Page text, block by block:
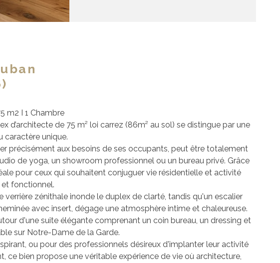
m2 I 1 Chambre
de 75 m² loi carrez (86m² au sol) se distingue par une
caractère unique.
précisément aux besoins de ses occupants, peut être totalement
de yoga, un showroom professionnel ou un bureau privé. Grâce
pour ceux qui souhaitent conjuguer vie résidentielle et activité
fonctionnel.
zénithale inonde le duplex de clarté, tandis qu'un escalier
avec insert, dégage une atmosphère intime et chaleureuse.
d'une suite élégante comprenant un coin bureau, un dressing et
sur Notre-Dame de la Garde.
ou pour des professionnels désireux d'implanter leur activité
bien propose une véritable expérience de vie où architecture,